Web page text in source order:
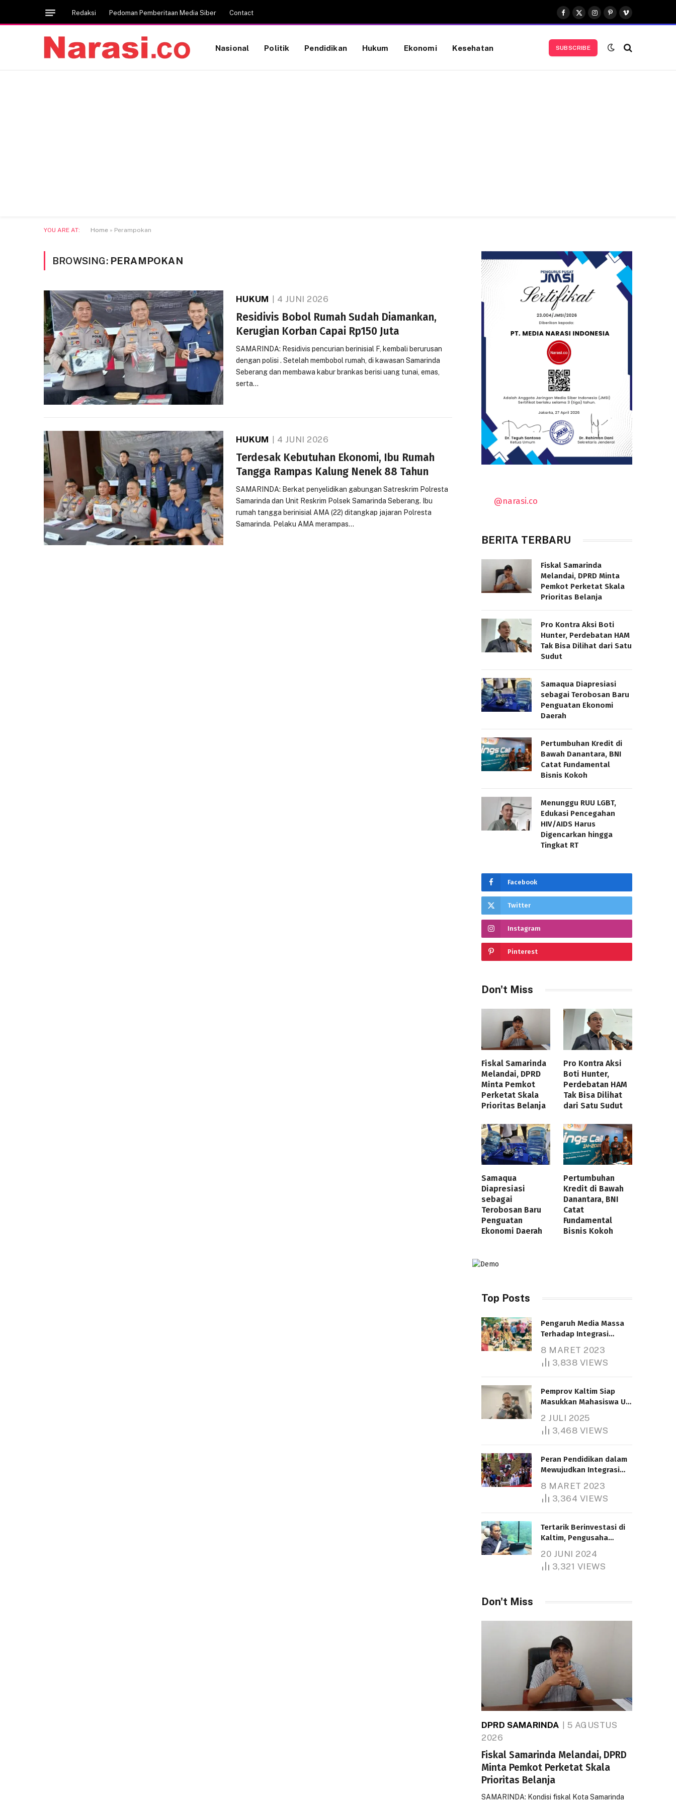
Redaksi Pedoman Pemberitaan Media Siber Contact
Facebook
X
(Twitter)
Instagram
Pinterest
Vimeo
Nasional Politik Pendidikan Hukum Ekonomi Kesehatan SUBSCRIBE
YOU ARE AT: Home » Perampokan
BROWSING: PERAMPOKAN
HUKUM 4 JUNI 2026
Residivis Bobol Rumah Sudah Diamankan,
Kerugian Korban Capai Rp150 Juta
SAMARINDA: Residivis pencurian berinisial F, kembali berurusan
dengan polisi . Setelah membobol rumah, di kawasan Samarinda
Seberang dan membawa kabur brankas berisi uang tunai, emas,
serta…
HUKUM 4 JUNI 2026
Terdesak Kebutuhan Ekonomi, Ibu Rumah
Tangga Rampas Kalung Nenek 88 Tahun
SAMARINDA: Berkat penyelidikan gabungan Satreskrim Polresta
Samarinda dan Unit Reskrim Polsek Samarinda Seberang. Ibu
rumah tangga berinisial AMA (22) ditangkap jajaran Polresta
Samarinda. Pelaku AMA merampas…
@narasi.co
BERITA TERBARU
Fiskal Samarinda
Melandai, DPRD Minta
Pemkot Perketat Skala
Prioritas Belanja
Pro Kontra Aksi Boti
Hunter, Perdebatan HAM
Tak Bisa Dilihat dari Satu
Sudut
Samaqua Diapresiasi
sebagai Terobosan Baru
Penguatan Ekonomi
Daerah
Pertumbuhan Kredit di
Bawah Danantara, BNI
Catat Fundamental
Bisnis Kokoh
Menunggu RUU LGBT,
Edukasi Pencegahan
HIV/AIDS Harus
Digencarkan hingga
Tingkat RT
Facebook
Twitter
Instagram
Pinterest
Don't Miss
Fiskal Samarinda
Melandai, DPRD
Minta Pemkot
Perketat Skala
Prioritas Belanja
Pro Kontra Aksi
Boti Hunter,
Perdebatan HAM
Tak Bisa Dilihat
dari Satu Sudut
Samaqua
Diapresiasi
sebagai
Terobosan Baru
Penguatan
Ekonomi Daerah
Pertumbuhan
Kredit di Bawah
Danantara, BNI
Catat
Fundamental
Bisnis Kokoh
Top Posts
Pengaruh Media Massa
Terhadap Integrasi
8 MARET 2023
3,838 VIEWS
Pemprov Kaltim Siap
Masukkan Mahasiswa UT
Bantuan Pendidikan
Gratispol
2 JULI 2025
3,468 VIEWS
Peran Pendidikan dalam
Mewujudkan Integrasi
8 MARET 2023
3,364 VIEWS
Tertarik Berinvestasi di
Kaltim, Pengusaha
1.000 Hektare
20 JUNI 2024
3,321 VIEWS
Don't Miss
DPRD SAMARINDA
5 AGUSTUS
2026
Fiskal Samarinda Melandai, DPRD
Minta Pemkot Perketat Skala
Prioritas Belanja
SAMARINDA: Kondisi fiskal Kota Samarinda